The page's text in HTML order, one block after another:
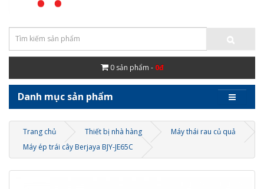
0 sản phẩm - 0đ
Danh mục sản phẩm
Trang chủ Thiết bị nhà hàng
Máy thái rau củ quả
Máy ép trái cây Berjaya BJY-JE65C